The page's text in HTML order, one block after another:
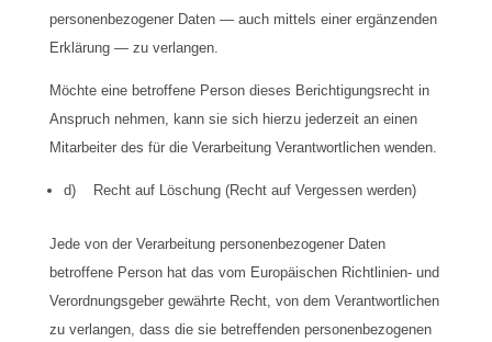
personenbezogener Daten — auch mittels einer ergänzenden
Erklärung — zu verlangen.
Möchte eine betroffene Person dieses Berichtigungsrecht in
Anspruch nehmen, kann sie sich hierzu jederzeit an einen
Mitarbeiter des für die Verarbeitung Verantwortlichen wenden.
d) Recht auf Löschung (Recht auf Vergessen werden)
Jede von der Verarbeitung personenbezogener Daten
betroffene Person hat das vom Europäischen Richtlinien- und
Verordnungsgeber gewährte Recht, von dem Verantwortlichen
zu verlangen, dass die sie betreffenden personenbezogenen